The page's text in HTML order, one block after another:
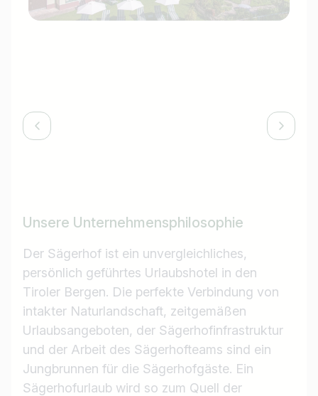
Unsere Unternehmensphilosophie
Der Sägerhof ist ein unvergleichliches,
persönlich geführtes Urlaubshotel in den
Tiroler Bergen. Die perfekte Verbindung von
intakter Naturlandschaft, zeitgemäßen
Urlaubsangeboten, der Sägerhofinfrastruktur
und der Arbeit des Sägerhofteams sind ein
Jungbrunnen für die Sägerhofgäste. Ein
Sägerhofurlaub wird so zum Quell der